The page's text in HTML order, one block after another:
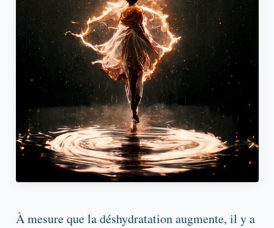
À mesure que la déshydratation augmente, il y a